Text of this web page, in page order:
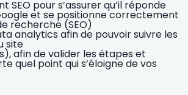
SEO pour s’assurer qu’il réponde
et se positionne correctement
recherche (SEO)
analytics afin de pouvoir suivre les
site
afin de valider les étapes et
quel point qui s’éloigne de vos